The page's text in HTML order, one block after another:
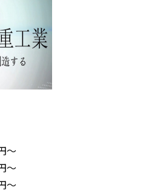
～
～
～